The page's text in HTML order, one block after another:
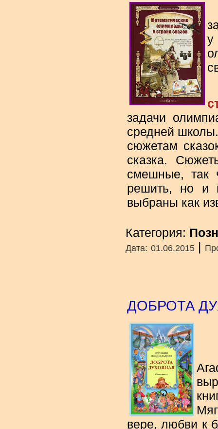
у
задачи
средней
сюжетам
сказка.
смешные, так
решить, но и
выбраны как
Категория:
Дата: 01.06.2015 |
ДОБРОТА
вере, любви к